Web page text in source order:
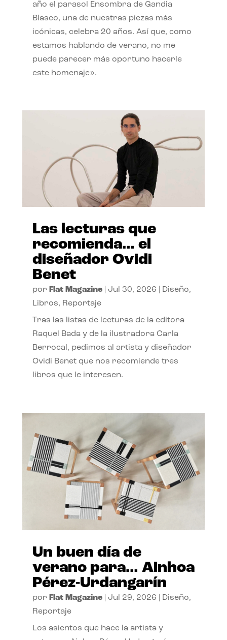
año el parasol Ensombra de Gandia
Blasco, una de nuestras piezas más
icónicas, celebra 20 años. Así que, como
estamos hablando de verano, no me
puede parecer más oportuno hacerle
este homenaje».
Las lecturas que
recomienda… el
diseñador Ovidi
Benet
por Flat Magazine| Jul 30, 2026 Diseño,
Libros, Reportaje
Tras las listas de lecturas de la editora
Raquel Bada y de la ilustradora Carla
Berrocal, pedimos al artista y diseñador
Ovidi Benet que nos recomiende tres
libros que le interesen.
Un buen día de
verano para… Ainhoa
Pérez-Urdangarín
por Flat Magazine| Jul 29, 2026 Diseño,
Reportaje
Los asientos que hace la artista y